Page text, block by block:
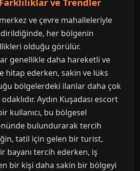
merkez ve çevre mahalleleriyle
her bölgenin
olduğu görülür.
genellikle daha hareketli ve
hitap ederken, sakin ve lüks
bölgelerdeki ilanlar daha çok
Aydın Kuşadası escort
kullanıcı, bu bölgesel
bulundurarak tercih
tatil için gelen bir turist,
bayanı tercih ederken, iş
bir kişi daha sakin bir bölgeyi